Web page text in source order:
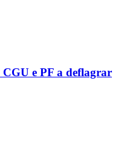
CGU e PF a deflagrar